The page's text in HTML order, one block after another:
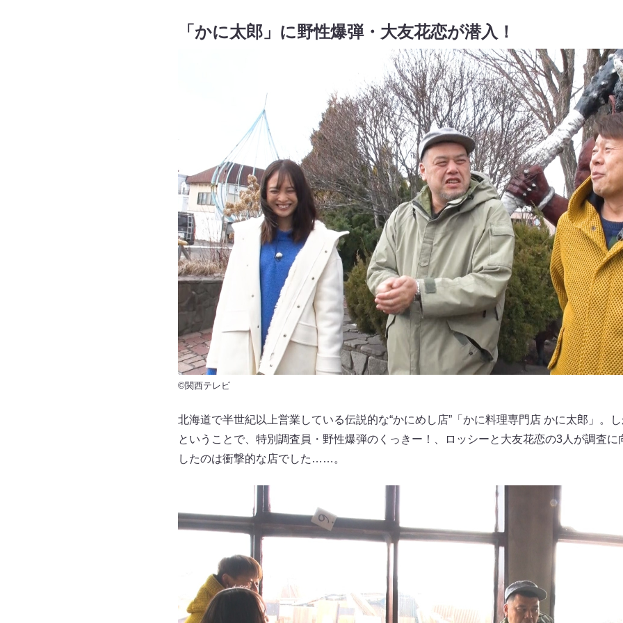
「かに太郎」に野性爆弾・大友花恋が潜入！
©関西テレビ
北海道で半世紀以上営業している伝説的な“かにめし店”「かに料理専門店 かに太郎」。
ということで、特別調査員・野性爆弾のくっきー！、ロッシーと大友花恋の3人が調査
したのは衝撃的な店でした……。